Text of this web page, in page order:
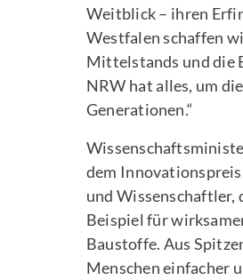
Weitblick – ihren
Westfalen schaffen
Mittelstands und die
NRW hat alles, um
Generationen.“
dem
und Wissenschaftler,
Beispiel für
Baustoffe. Aus
Menschen einfacher